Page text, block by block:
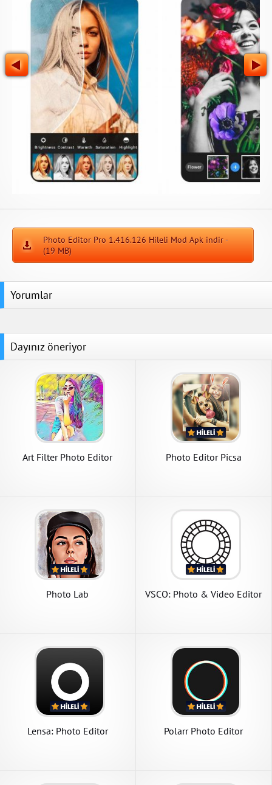
Photo Editor Pro 1.416.126 Hileli Mod Apk indir -
(19 MB)
Yorumlar
Dayınız öneriyor
Art Filter Photo Editor Photo Editor Picsa
Photo Lab VSCO: Photo & Video Editor
Lensa: Photo Editor Polarr Photo Editor